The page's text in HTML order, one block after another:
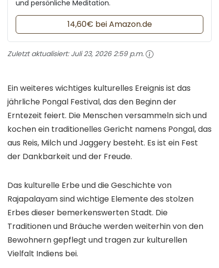
und persönliche Meditation.
14,60€ bei Amazon.de
Zuletzt aktualisiert: Juli 23, 2026 2:59 p.m.
Ein weiteres wichtiges kulturelles Ereignis ist das
jährliche Pongal Festival, das den Beginn der
Erntezeit feiert. Die Menschen versammeln sich und
kochen ein traditionelles Gericht namens Pongal, das
aus Reis, Milch und Jaggery besteht. Es ist ein Fest
der Dankbarkeit und der Freude.
Das kulturelle Erbe und die Geschichte von
Rajapalayam sind wichtige Elemente des stolzen
Erbes dieser bemerkenswerten Stadt. Die
Traditionen und Bräuche werden weiterhin von den
Bewohnern gepflegt und tragen zur kulturellen
Vielfalt Indiens bei.